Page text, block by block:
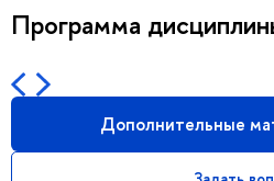
Программа
Дополнительные